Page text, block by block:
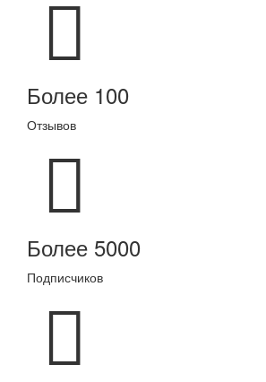
Более 100
Отзывов
Более 5000
Подписчиков